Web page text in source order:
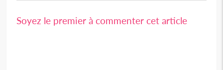
Soyez le premier à commenter cet article